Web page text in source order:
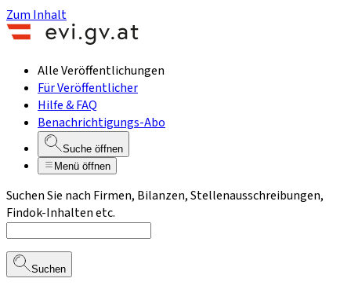
Zum Inhalt
Alle Veröffentlichungen
Für Veröffentlicher
Hilfe & FAQ
Benachrichtigungs-Abo
Suche öffnen
Menü öffnen
Suchen Sie nach Firmen, Bilanzen, Stellenausschreibungen,
Findok-Inhalten etc.
Suchen